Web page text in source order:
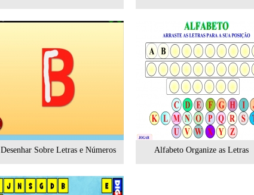
Desenhar Sobre Letras e Números Alfabeto Organize as Letras